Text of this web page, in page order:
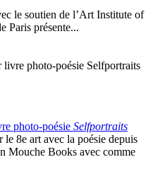
le soutien de l’Art Institute of
Paris présente...
photo-poésie Selfportraits
8e art avec la poésie depuis
Mouche Books avec comme